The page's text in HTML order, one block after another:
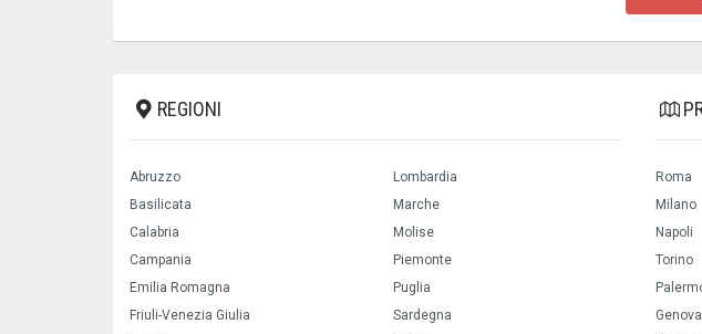
REGIONI
Abruzzo
Basilicata
Calabria
Campania
Emilia Romagna
Friuli-Venezia Giulia
Lombardia
Marche
Molise
Piemonte
Puglia
Sardegna
Roma
Milano
Napoli
Torino
Genova